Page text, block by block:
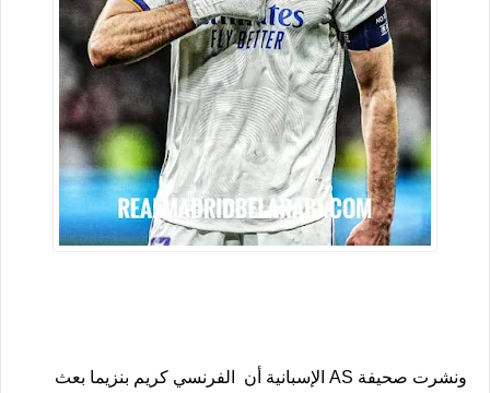
ونشرت صحيفة AS الإسبانية أن الفرنسي كريم بنزيما بعث